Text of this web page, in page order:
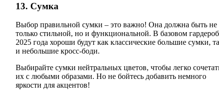
13. Сумка
Выбор правильной сумки – это важно! Она должна быть не
только стильной, но и функциональной. В базовом
2025 года хороши будут как классические большие сумки,
и небольшие кросс-боди.
Выбирайте сумки нейтральных цветов, чтобы легко
их с любыми образами. Но не бойтесь добавить немного
яркости для акцентов!